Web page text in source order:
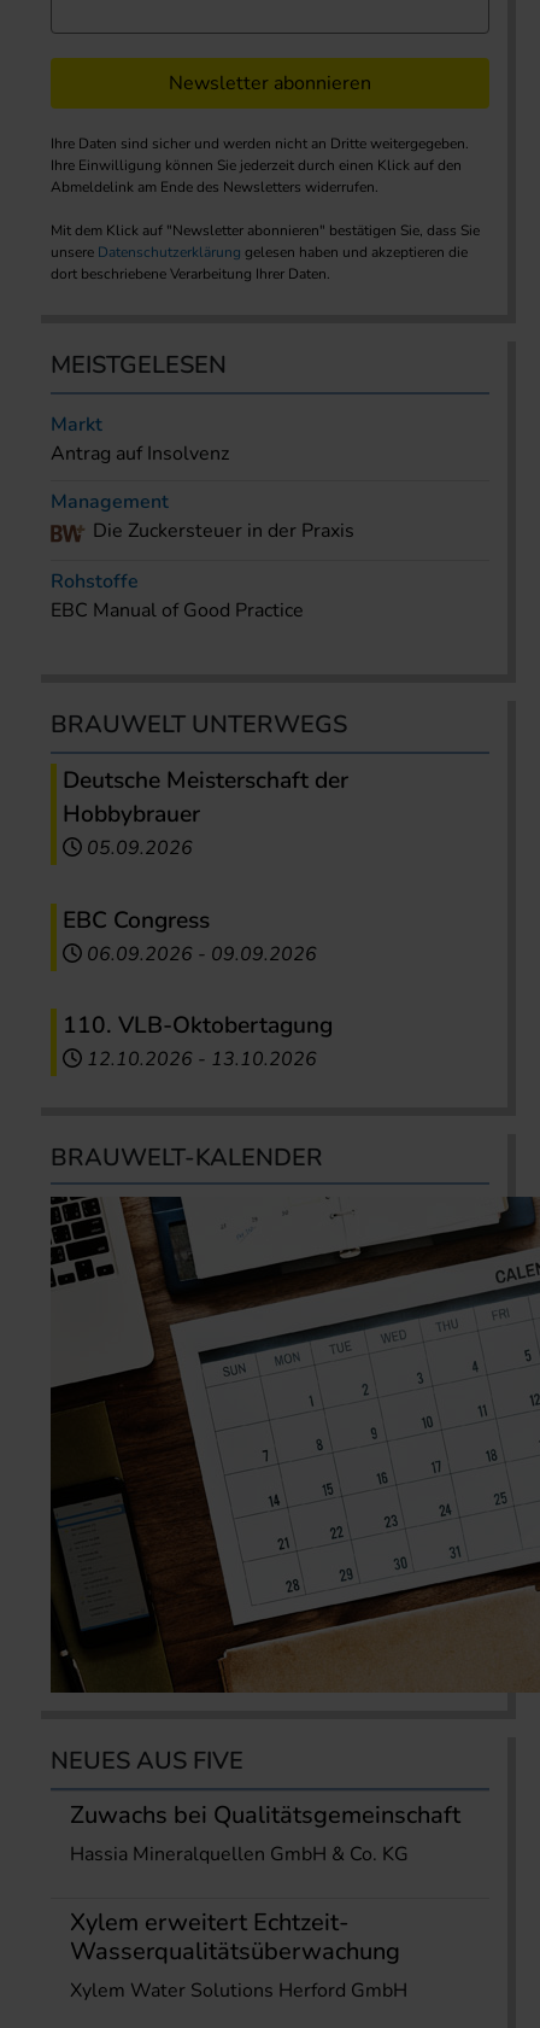
Newsletter abonnieren
Ihre Daten sind sicher und werden nicht an Dritte weitergegeben.
Ihre Einwilligung können Sie jederzeit durch einen Klick auf den
Abmeldelink am Ende des Newsletters widerrufen.
Mit dem Klick auf "Newsletter abonnieren" bestätigen Sie, dass Sie
unsere Datenschutzerklärung gelesen haben und akzeptieren die
dort beschriebene Verarbeitung Ihrer Daten.
MEISTGELESEN
Markt
Antrag auf Insolvenz
Management
Die Zuckersteuer in der Praxis
Rohstoffe
EBC Manual of Good Practice
BRAUWELT UNTERWEGS
Deutsche Meisterschaft der
Hobbybrauer
05.09.2026
EBC Congress
06.09.2026 - 09.09.2026
110. VLB-Oktobertagung
12.10.2026 - 13.10.2026
BRAUWELT-KALENDER
NEUES AUS FIVE
Zuwachs bei Qualitätsgemeinschaft
Hassia Mineralquellen GmbH & Co. KG
Xylem erweitert Echtzeit-
Wasserqualitätsüberwachung
Xylem Water Solutions Herford GmbH